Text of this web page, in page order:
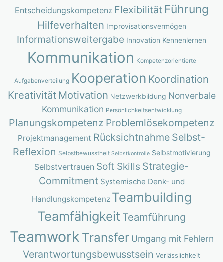
Entscheidungskompetenz Flexibilität Führung
Hilfeverhalten Improvisationsvermögen
Informationsweitergabe Innovation Kennenlernen
Kommunikation Kompetenzorientierte
Aufgabenverteilung Kooperation Koordination
Kreativität Motivation Netzwerkbildung Nonverbale
Kommunikation Persönlichkeitsentwicklung
Planungskompetenz Problemlösekompetenz
Projektmanagement Rücksichtnahme Selbst-
Reflexion Selbstbewusstheit Selbstkontrolle Selbstmotivierung
Selbstvertrauen Soft Skills Strategie-
Commitment Systemische Denk- und
Handlungskompetenz Teambuilding
Teamfähigkeit Teamführung
Teamwork Transfer Umgang mit Fehlern
Verantwortungsbewusstsein Verlässlichkeit